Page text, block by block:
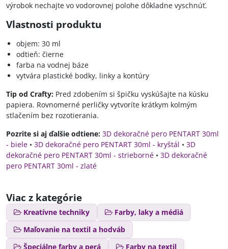
výrobok nechajte vo vodorovnej polohe dôkladne vyschnúť.
Vlastnosti produktu
objem: 30 ml
odtieň: čierne
farba na vodnej báze
vytvára plastické bodky, linky a kontúry
Tip od Crafty: Pred zdobením si špičku vyskúšajte na kúsku
papiera. Rovnomerné perličky vytvoríte krátkym kolmým
stlačením bez rozotierania.
Pozrite si aj ďalšie odtiene: 3D dekoračné pero PENTART 30ml
- biele • 3D dekoračné pero PENTART 30ml - kryštál • 3D
dekoračné pero PENTART 30ml - strieborné • 3D dekoračné
pero PENTART 30ml - zlaté
Viac z kategórie
Kreatívne techniky
Farby, laky a médiá
Maľovanie na textil a hodváb
Špeciálne farby a perá
Farby na textil